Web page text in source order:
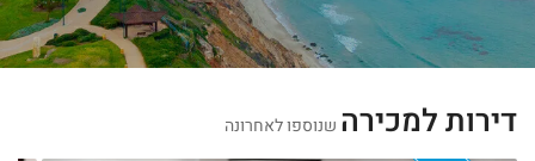
דירות למכירה שנוספו לאחרונה